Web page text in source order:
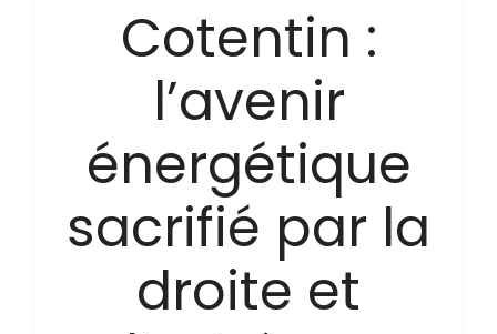
Cotentin :
l’avenir
énergétique
sacrifié par la
droite et